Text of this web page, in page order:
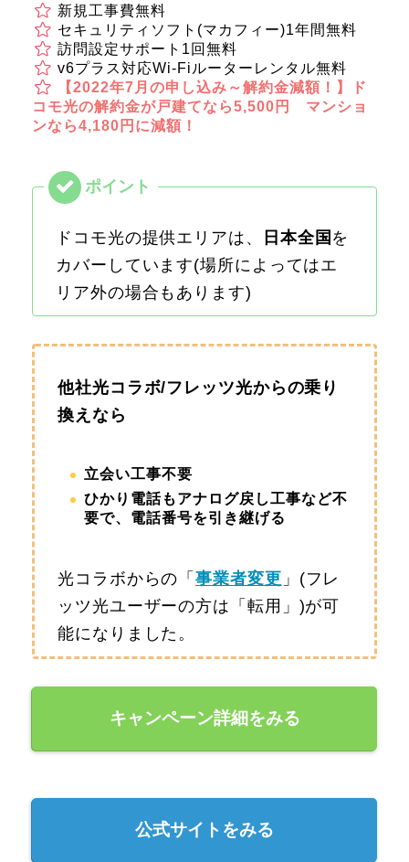
新規工事費無料
セキュリティソフト(マカフィー)1年間無料
訪問設定サポート1回無料
v6プラス対応Wi-Fiルーターレンタル無料
【2022年7月の申し込み～解約金減額！】ド
コモ光の解約金が戸建てなら5,500円 マンショ
ンなら4,180円に減額！
ドコモ光の提供エリアは、 日本全国 を
カバーしています(場所によってはエ
リア外の場合もあります)
他社光コラボ/フレッツ光からの乗り
換えなら
立会い工事不要
ひかり電話もアナログ戻し工事など不
要で、電話番号を引き継げる
光コラボからの「事業者変更 」(フレ
ッツ光ユーザーの方は「転用」)が可
能になりました。
キャンペーン詳細をみる
公式サイトをみる